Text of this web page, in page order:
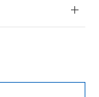
以下を必ずお読